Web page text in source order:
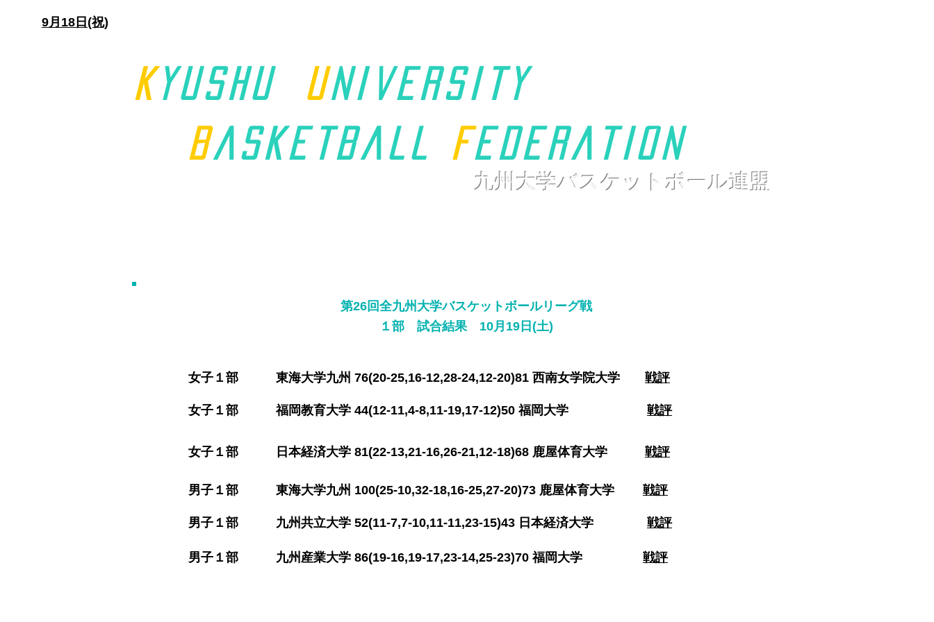
K yushu university
9月18日(祝)
Basket ball F ederation
九州大学バスケットボール連盟
第26回全九州大学バスケットボールリーグ戦
​１部 試合結果 10月19日(土)
​女子１部 東海大学九州 76(20-25,16-12,28-24,12-20)81 西南女学院大学 戦評
​女子１部 福岡教育大学 44(12-11,4-8,11-19,17-12)50 福岡大学 戦評
​女子１部 日本経済大学 81(22-13,21-16,26-21,12-18)68 鹿屋体育大学 戦評
​男子１部 東海大学九州 100(25-10,32-18,16-25,27-20)73 鹿屋体育大学 戦評
​男子１部 九州共立大学 52(11-7,7-10,11-11,23-15)43 日本経済大学 戦評
​男子１部 九州産業大学 86(19-16,19-17,23-14,25-23)70 福岡大学 戦評